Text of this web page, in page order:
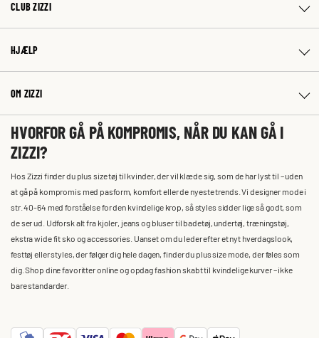
CLUB ZIZZI
HJÆLP
OM ZIZZI
HVORFOR GÅ PÅ KOMPROMIS, NÅR DU KAN GÅ I
ZIZZI?
Hos Zizzi finder du plus size tøj til kvinder, der vil klæde sig, som de har lyst til – uden
at gå på kompromis med pasform, komfort eller de nyeste trends. Vi designer mode i
str. 40-64 med forståelse for den kvindelige krop, så styles sidder lige så godt, som
de ser ud. Udforsk alt fra kjoler, jeans og bluser til badetøj, undertøj, træningstøj,
ekstra wide fit sko og accessories. Uanset om du leder efter et nyt hverdagslook,
festtøj eller styles, der følger dig hele dagen, finder du plus size mode, der føles som
dig. Shop dine favoritter online og opdag fashion skabt til kvindelige kurver – ikke
bare standarder.